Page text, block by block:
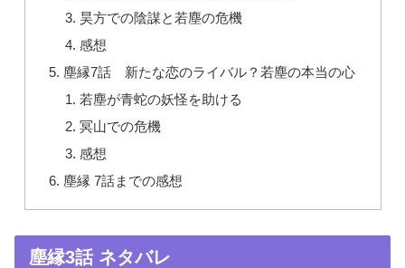
昊方での陰謀と若塵の危機
感想
塵縁7話 新たな恋のライバル？若塵の本当の心
若塵が青蛇の妖怪を助ける
冥山での危機
感想
塵縁 7話までの感想
塵縁3話 ネタバレ